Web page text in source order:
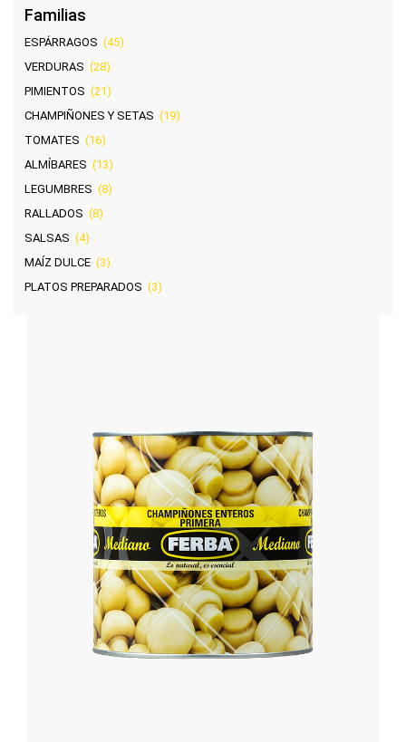
Familias
ESPÁRRAGOS (45)
VERDURAS (28)
PIMIENTOS (21)
CHAMPIÑONES Y SETAS (19)
TOMATES (16)
ALMÍBARES (13)
LEGUMBRES (8)
RALLADOS (8)
SALSAS (4)
MAÍZ DULCE (3)
PLATOS PREPARADOS (3)